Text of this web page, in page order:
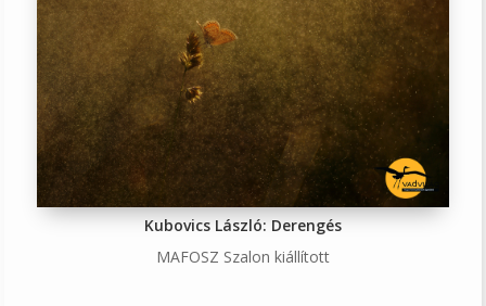
Kubovics László: Derengés
MAFOSZ Szalon kiállított